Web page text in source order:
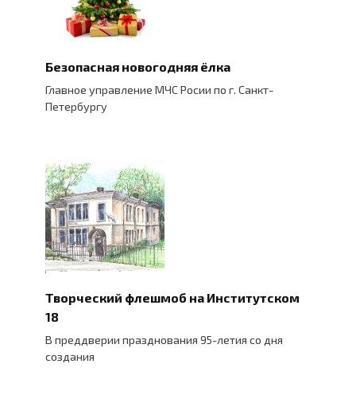
Безопасная новогодняя ёлка
Главное управление МЧС Росии по г. Санкт-
Петербургу
Творческий флешмоб на Институтском
18
В преддверии празднования 95-летия со дня
создания